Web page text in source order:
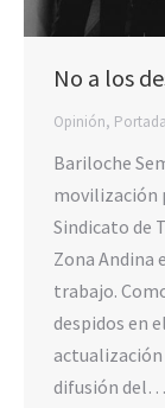
No a los
Opinión, Portada
Bariloche
movilización
Sindicato de
Zona Andina
trabajo.
despidos en
actualización
difusión del…